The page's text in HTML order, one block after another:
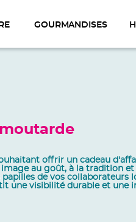
GOURMANDISES
moutarde
offrir un cadeau
au goût, à la tradition
de vos
visibilité durable et une